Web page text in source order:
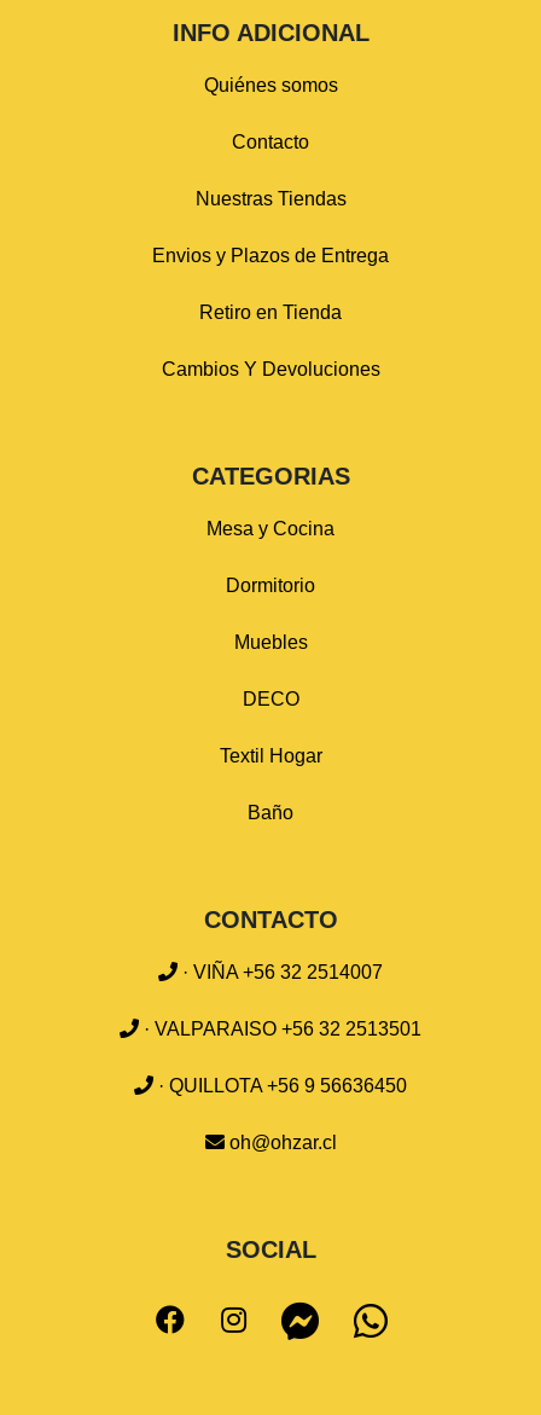
INFO ADICIONAL
Quiénes somos
Contacto
Nuestras Tiendas
Envios y Plazos de Entrega
Retiro en Tienda
Cambios Y Devoluciones
CATEGORIAS
Mesa y Cocina
Dormitorio
Muebles
DECO
Textil Hogar
Baño
CONTACTO
· VIÑA +56 32 2514007
· VALPARAISO +56 32 2513501
· QUILLOTA +56 9 56636450
oh@ohzar.cl
SOCIAL